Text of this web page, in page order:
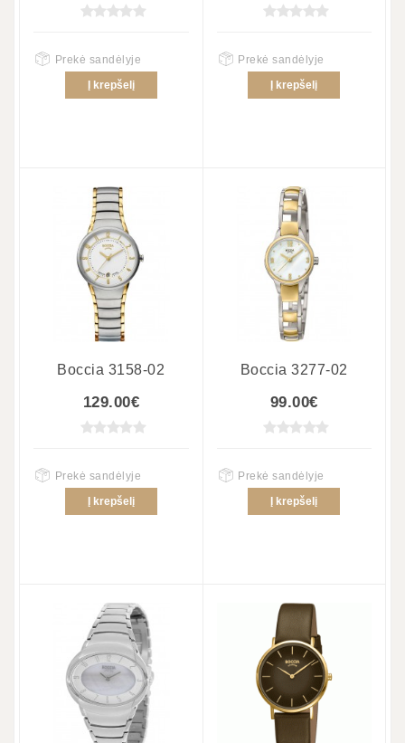
Prekė sandėlyje
Į krepšelį
Prekė sandėlyje
Į krepšelį
Boccia 3158-02
129.00€
Prekė sandėlyje
Į krepšelį
Boccia 3277-02
99.00€
Prekė sandėlyje
Į krepšelį